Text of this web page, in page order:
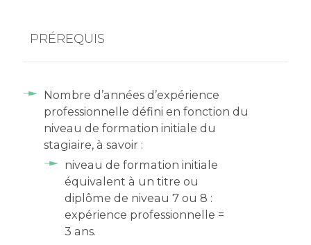
PRÉREQUIS
Nombre d’années d’expérience
professionnelle défini en fonction du
niveau de formation initiale du
stagiaire, à savoir :
niveau de formation initiale
équivalent à un titre ou
diplôme de niveau 7 ou 8 :
expérience professionnelle =
3 ans.